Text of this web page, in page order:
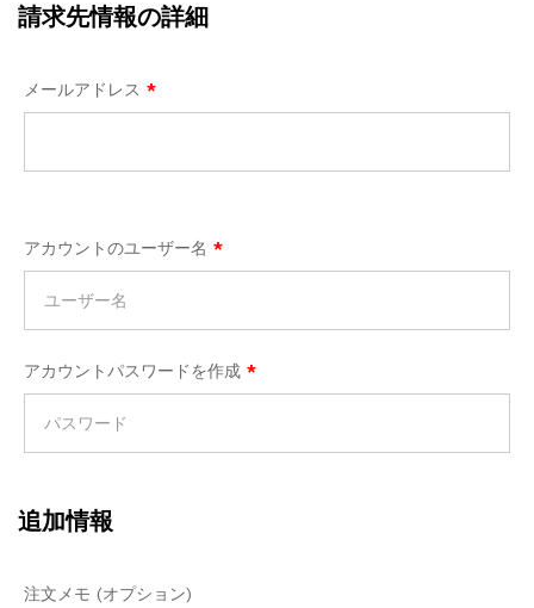
請求先情報の詳細
メールアドレス *
アカウントのユーザー名 *
アカウントパスワードを作成 *
追加情報
注文メモ (オプション)